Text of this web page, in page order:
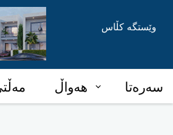
وێستگە کڵاس
سەرەتا هەواڵ